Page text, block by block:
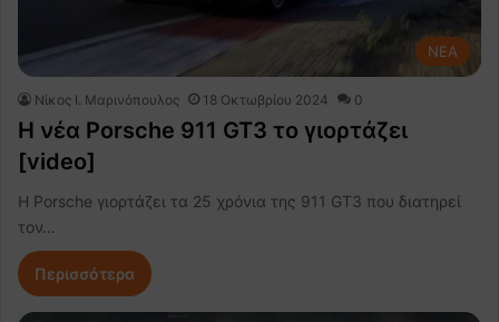
NEA
Nίκος Ι. Mαρινόπουλος 18 Οκτωβρίου 2024 0
H νέα Porsche 911 GT3 το γιορτάζει
[video]
Η Porsche γιορτάζει τα 25 χρόνια της 911 GT3 που διατηρεί
τον…
Περισσότερα